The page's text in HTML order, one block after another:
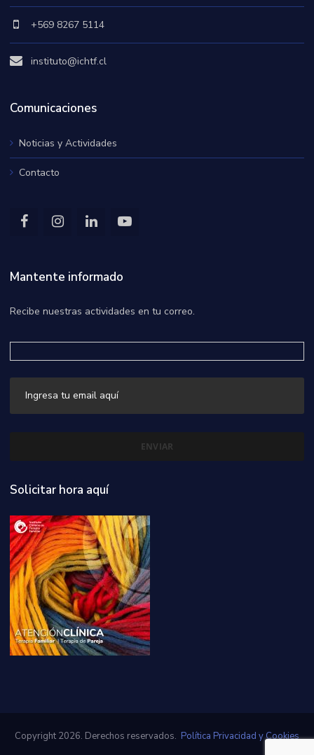
+569 8267 5114
instituto@ichtf.cl
Comunicaciones
Noticias y Actividades
Contacto
Mantente informado
Recibe nuestras actividades en tu correo.
Solicitar hora aquí
Copyright 2026. Derechos reservados. Política Privacidad y Cookies